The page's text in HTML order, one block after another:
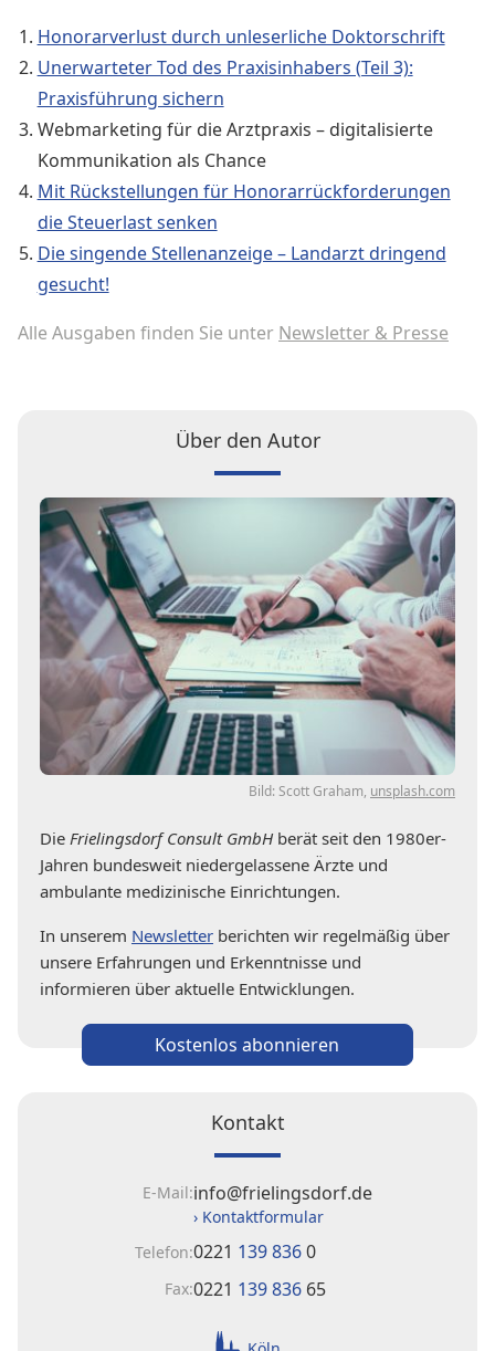
Honorarverlust durch unleserliche Doktorschrift
Unerwarteter Tod des Praxisinhabers (Teil 3):
Praxisführung sichern
Webmarketing für die Arztpraxis – digitalisierte
Kommunikation als Chance
Mit Rückstellungen für Honorarrückforderungen
die Steuerlast senken
Die singende Stellenanzeige – Landarzt dringend
gesucht!
Alle Ausgaben finden Sie unter Newsletter & Presse
Kontakt
E-Mail:info@frielingsdorf.de
› Kontaktformular
Telefon:0221 139 8360
Fax:0221 139 836 65
Über den Autor
Bild: Scott Graham, unsplash.com
Die Frielingsdorf Consult GmbHberät seit den 1980er-
Jahren bundesweit niedergelassene Ärzte und
ambulante medizinische Einrichtungen.
In unserem Newsletter berichten wir regelmäßig über
unsere Erfahrungen und Erkenntnisse und
informieren über aktuelle Entwicklungen.
Kostenlos abonnieren